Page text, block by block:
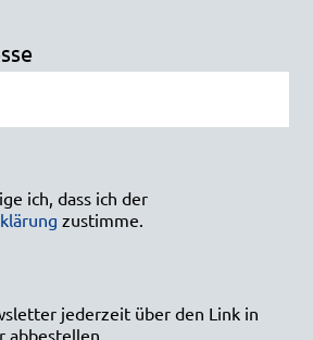
ich, dass ich der
zustimme.
jederzeit über den Link in
abbestellen.